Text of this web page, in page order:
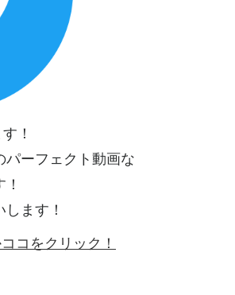
！
パーフェクト動画な
ます！
コをクリック！